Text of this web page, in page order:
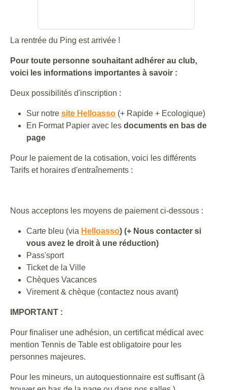
La rentrée du Ping est arrivée !
Pour toute personne souhaitant adhérer au club,
voici les informations importantes à savoir :
Deux possibilités d'inscription :
Sur notre site Helloasso (+ Rapide + Ecologique)
En Format Papier avec les documents en bas de
page
Pour le paiement de la cotisation, voici les différents
Tarifs et horaires d'entraînements :
Nous acceptons les moyens de paiement ci-dessous :
Carte bleu (via Helloasso) (+ Nous contacter si
vous avez le droit à une réduction)
Pass'sport
Ticket de la Ville
Chèques Vacances
Virement & chèque (contactez nous avant)
IMPORTANT :
Pour finaliser une adhésion, un certificat médical avec
mention Tennis de Table est obligatoire pour les
personnes majeures.
Pour les mineurs, un autoquestionnaire est suffisant (à